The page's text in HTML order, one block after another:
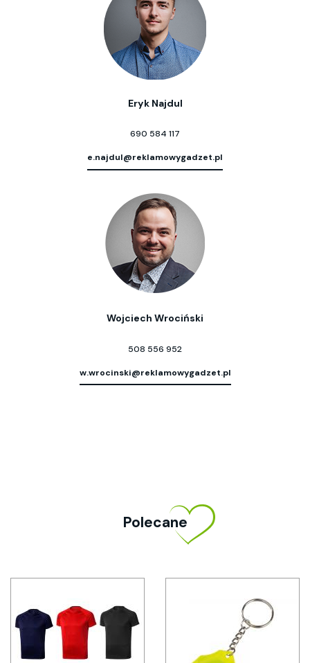
Eryk Najdul
690 584 117
e.najdul@reklamowygadzet.pl
Wojciech Wrociński
508 556 952
w.wrocinski@reklamowygadzet.pl
Polecane